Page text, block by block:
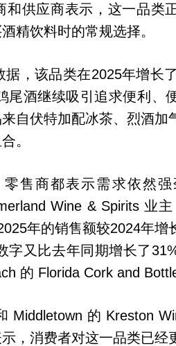
和供应商表示，这一品类
精饮料时的常规选择。
，该品类在2025年增长
尾酒继续吸引追求便利、
自伏特加配冰茶、烈酒加
。
售商都表示需求依然强
Wine & Spirits 业主
年的销售额较2024年增
字又比去年同期增长了
的 Florida Cork and Bottle
Middletown 的 Kreston
，消费者对这一品类已经